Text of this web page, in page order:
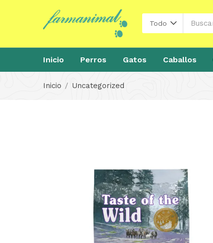
Todo
Inicio Perros Gatos Caballos
Inicio Uncategorized